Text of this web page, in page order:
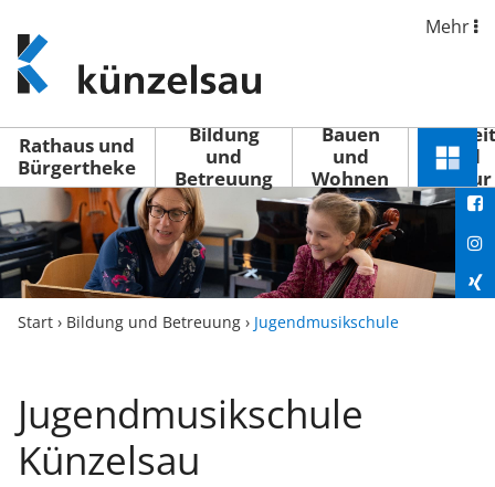
www.kuenzelsau.de
(zur
Startseite)
Mehr
Rathaus und
Bürgertheke
Bildung
und
Betreuung
Bauen
und
Wohnen
Freizeit
und
Kultur
Menü
Start › Bildung und Betreuung › Jugendmusikschule
Jugendmusikschule
Künzelsau